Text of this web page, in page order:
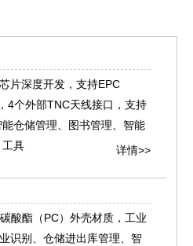
片深度开发，支持EPC
4个外部TNC天线接口，支持
仓储管理、图书管理、智能
工具
详情>>
酸酯（PC）外壳材质，工业
识别、仓储进出库管理、智